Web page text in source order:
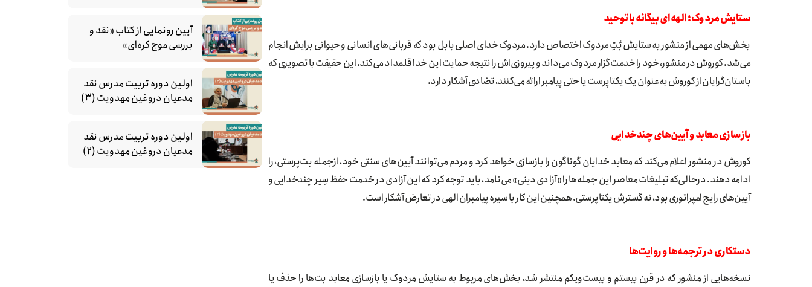
ستایش مردوک؛ الهه‌ای بیگانه با توحید
بخش‌های مهمی از منشور به ستایش بُتِ مردوک اختصاص دارد. مردوک خدای اصلی بابل بود که قربانی‌های انسانی و حیوانی برایش انجام
می‌شد. کوروش در منشور، خود را خدمت‌گزار مردوک می‌داند و پیروزی‌اش را نتیجه حمایت این خدا قلمداد می‌کند. این حقیقت با تصویری که
باستان‌گرایان از کوروش به‌عنوان یک یکتاپرست یا حتی پیامبر ارائه می‌کنند، تضادی آشکار دارد.
بازسازی معابد و آیین‌های چندخدایی
کوروش در منشور اعلام می‌کند که معابد خدایان گوناگون را بازسازی خواهد کرد و مردم می‌توانند آیین‌های سنتی خود، ازجمله بت‌پرستی، را
ادامه دهند. درحالی‌که تبلیغات معاصر این جمله‌ها را «آزادی دینی» می‌نامد، باید توجه کرد که این آزادی در خدمت حفظ سِیر چندخدایی و
آیین‌های رایج امپراتوری بود، نه گسترش یکتاپرستی. همچنین این کار با سیره پیامبران الهی در تعارض آشکار است.
دستکاری در ترجمه‌ها و روایت‌ها
نسخه‌هایی از منشور که در قرن بیستم و بیست‌ویکم منتشر شد، بخش‌های مربوط به ستایش مردوک یا بازسازی معابد بت‌ها را حذف یا
آیین رونمایی از کتاب «نقد و
بررسی موج کره‌ای»
اولین دوره تربیت مدرس نقد
مدعیان دروغین مهدویت (۳)
اولین دوره تربیت مدرس نقد
مدعیان دروغین مهدویت (۲)